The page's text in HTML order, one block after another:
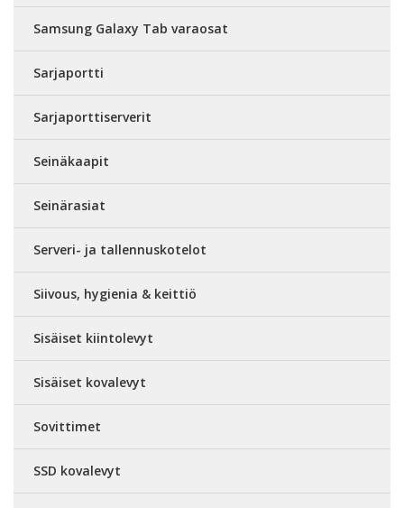
Samsung Galaxy Tab varaosat
Sarjaportti
Sarjaporttiserverit
Seinäkaapit
Seinärasiat
Serveri- ja tallennuskotelot
Siivous, hygienia & keittiö
Sisäiset kiintolevyt
Sisäiset kovalevyt
Sovittimet
SSD kovalevyt